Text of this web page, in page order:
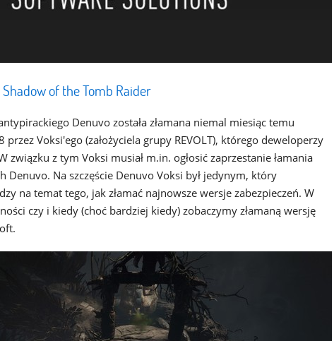
of the Tomb Raider
Denuvo została złamana niemal miesiąc temu
Voksi'ego (założyciela grupy REVOLT), którego deweloperzy
z tym Voksi musiał m.in. ogłosić zaprzestanie łamania
Denuvo. Na szczęście Denuvo Voksi był jedynym, który
na temat tego, jak złamać najnowsze wersje zabezpieczeń. W
czy i kiedy (choć bardziej kiedy) zobaczymy złamaną wersję